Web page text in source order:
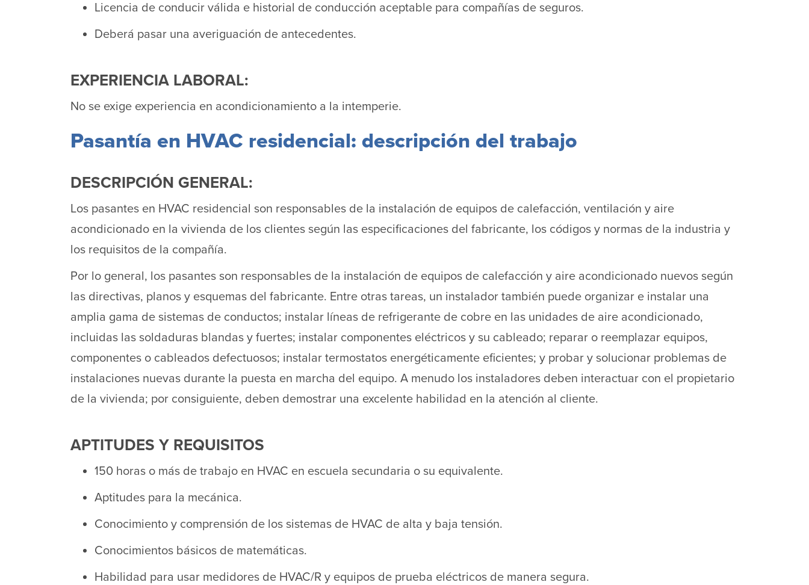
Licencia de conducir válida e historial de conducción aceptable para compañías de seguros.
Deberá pasar una averiguación de antecedentes.
EXPERIENCIA LABORAL:
No se exige experiencia en acondicionamiento a la intemperie.
Pasantía en HVAC residencial: descripción del trabajo
DESCRIPCIÓN GENERAL:
Los pasantes en HVAC residencial son responsables de la instalación de equipos de calefacción, ventilación y aire
acondicionado en la vivienda de los clientes según las especificaciones del fabricante, los códigos y normas de la industria y
los requisitos de la compañía.
Por lo general, los pasantes son responsables de la instalación de equipos de calefacción y aire acondicionado nuevos según
las directivas, planos y esquemas del fabricante. Entre otras tareas, un instalador también puede organizar e instalar una
amplia gama de sistemas de conductos; instalar líneas de refrigerante de cobre en las unidades de aire acondicionado,
incluidas las soldaduras blandas y fuertes; instalar componentes eléctricos y su cableado; reparar o reemplazar equipos,
componentes o cableados defectuosos; instalar termostatos energéticamente eficientes; y probar y solucionar problemas de
instalaciones nuevas durante la puesta en marcha del equipo. A menudo los instaladores deben interactuar con el propietario
de la vivienda; por consiguiente, deben demostrar una excelente habilidad en la atención al cliente.
APTITUDES Y REQUISITOS
150 horas o más de trabajo en HVAC en escuela secundaria o su equivalente.
Aptitudes para la mecánica.
Conocimiento y comprensión de los sistemas de HVAC de alta y baja tensión.
Conocimientos básicos de matemáticas.
Habilidad para usar medidores de HVAC/R y equipos de prueba eléctricos de manera segura.